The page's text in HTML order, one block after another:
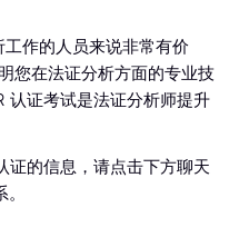
作的人员来说非常有价
您在法证分析方面的专业技
认证考试是法证分析师提升
证的信息，请点击下方聊天